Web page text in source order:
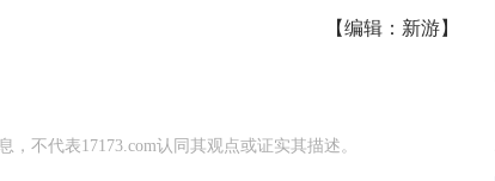
【编辑：新游】
，不代表17173.com认同其观点或证实其描述。